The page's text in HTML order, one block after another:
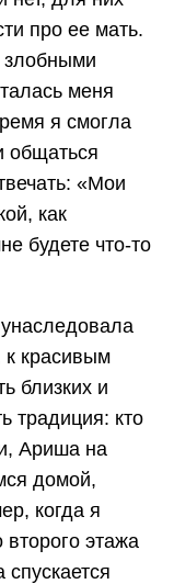
про ее мать.
злобными
меня
я смогла
общаться
«Мои
как
будете что-то
к красивым
близких и
традиция: кто
Ариша на
домой,
когда я
этажа